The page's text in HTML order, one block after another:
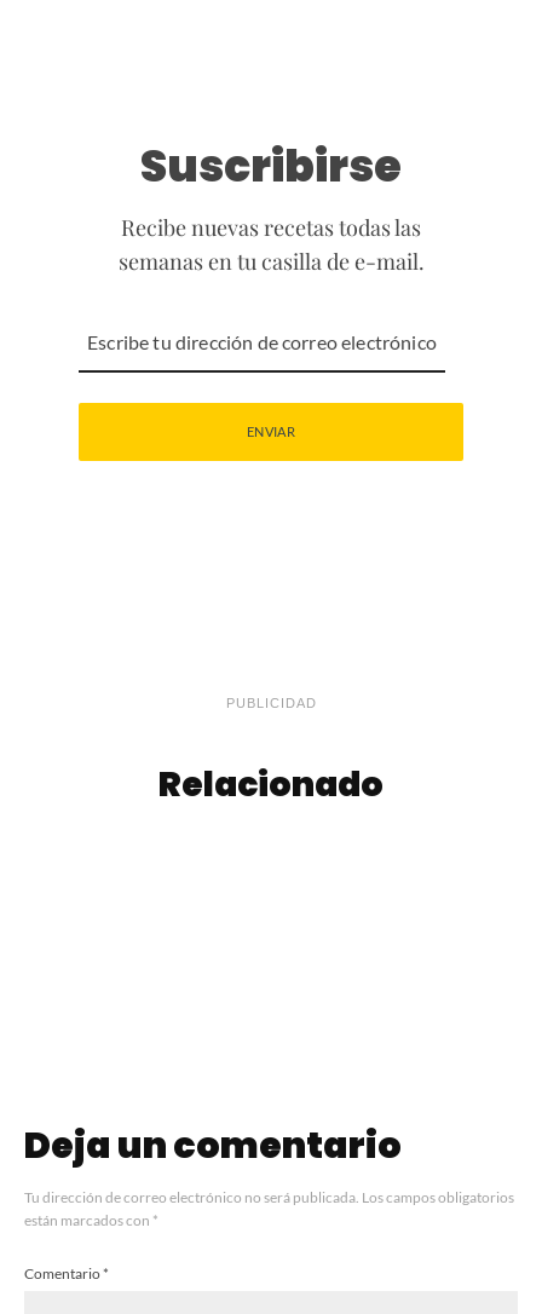
Suscribirse
Recibe nuevas recetas todas las
semanas en tu casilla de e-mail.
PUBLICIDAD
Relacionado
Deja un comentario
Tu dirección de correo electrónico no será publicada. Los campos obligatorios
están marcados con *
Comentario*